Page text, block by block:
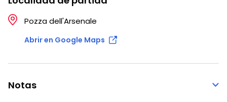
Pozza dell'Arsenale
Abrir en Google Maps
Notas